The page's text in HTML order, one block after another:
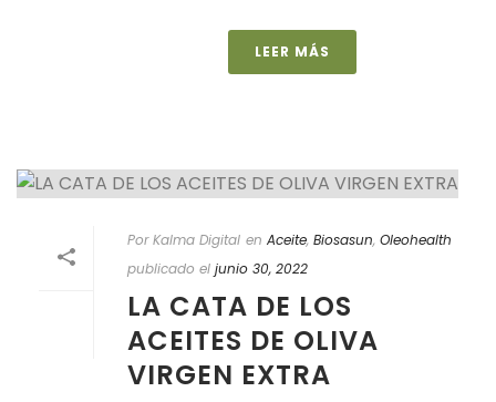
LEER MÁS
Por Kalma Digital en Aceite, Biosasun, Oleohealth
publicado el junio 30, 2022
LA CATA DE LOS
ACEITES DE OLIVA
VIRGEN EXTRA